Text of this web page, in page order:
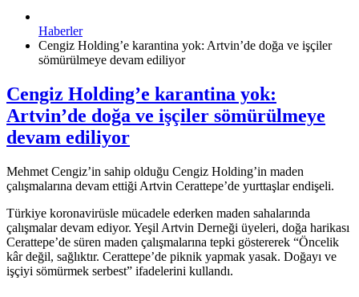
Haberler
Cengiz Holding’e karantina yok: Artvin’de doğa ve işçiler
sömürülmeye devam ediliyor
Cengiz Holding’e karantina yok:
Artvin’de doğa ve işçiler sömürülmeye
devam ediliyor
Mehmet Cengiz’in sahip olduğu Cengiz Holding’in maden
çalışmalarına devam ettiği Artvin Cerattepe’de yurttaşlar endişeli.
Türkiye koronavirüsle mücadele ederken maden sahalarında
çalışmalar devam ediyor. Yeşil Artvin Derneği üyeleri, doğa harikası
Cerattepe’de süren maden çalışmalarına tepki göstererek “Öncelik
kâr değil, sağlıktır. Cerattepe’de piknik yapmak yasak. Doğayı ve
işçiyi sömürmek serbest” ifadelerini kullandı.